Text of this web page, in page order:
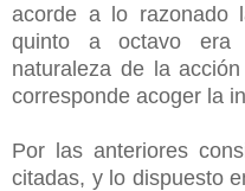
acorde a lo razonado
quinto a octavo era
naturaleza de la
corresponde acoger la
Por las anteriores
citadas, y lo dispuesto